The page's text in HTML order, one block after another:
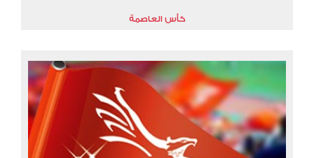
كأس العاصمة